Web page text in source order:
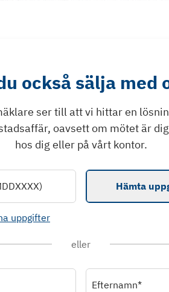
också sälja med
ser till att vi hittar en
oavsett om mötet är
hos dig eller på vårt kontor.
Hämta
uppgifter
eller
Efternamn*